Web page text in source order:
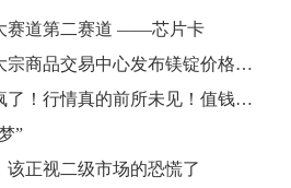
讯
坛
赛道第二赛道 ——芯片卡
全省首个！浙江国际大宗商品交易中心发布镁锭价格指数
20块钱的龙钞直接涨疯了！行情真的前所未见！值钱的...
”
正视二级市场的恐慌了
元成交600张
元成交300张
元成交83套
原刀9.50元成交200版